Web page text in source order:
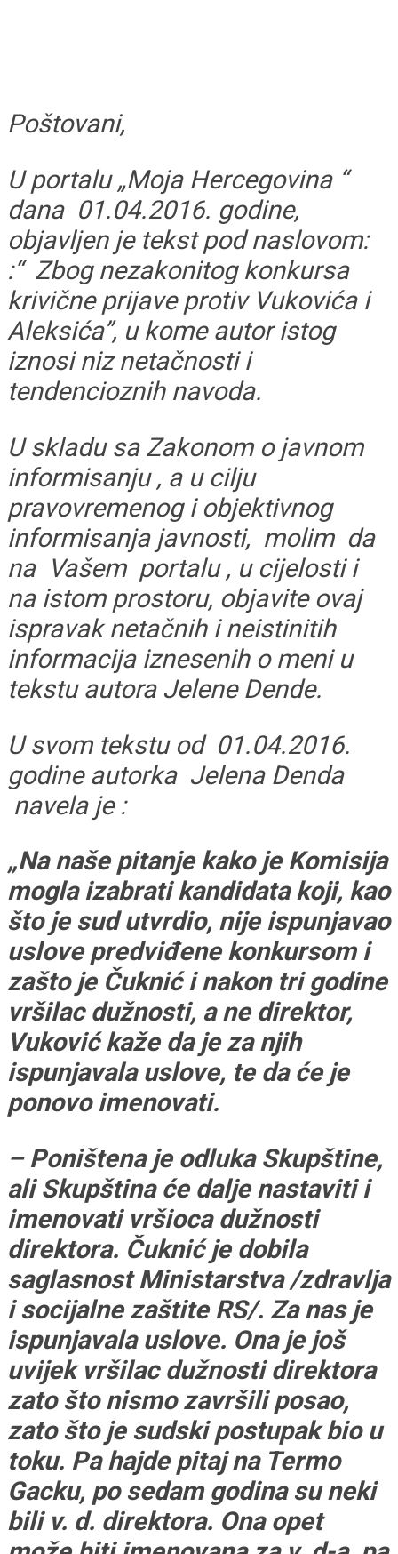
Poštovani,
U portalu „Moja Hercegovina “
dana 01.04.2016. godine,
objavljen je tekst pod naslovom:
:“ Zbog nezakonitog konkursa
krivične prijave protiv Vukovića i
Aleksića”, u kome autor istog
iznosi niz netačnosti i
tendencioznih navoda.
U skladu sa Zakonom o javnom
informisanju , a u cilju
pravovremenog i objektivnog
informisanja javnosti, molim da
na Vašem portalu , u cijelosti i
na istom prostoru, objavite ovaj
ispravak netačnih i neistinitih
informacija iznesenih o meni u
tekstu autora Jelene Dende.
U svom tekstu od 01.04.2016.
godine autorka Jelena Denda
navela je :
„Na naše pitanje kako je Komisija
mogla izabrati kandidata koji, kao
što je sud utvrdio, nije ispunjavao
uslove predviđene konkursom i
zašto je Čuknić i nakon tri godine
vršilac dužnosti, a ne direktor,
Vuković kaže da je za njih
ispunjavala uslove, te da će je
ponovo imenovati.
– Poništena je odluka Skupštine,
ali Skupština će dalje nastaviti i
imenovati vršioca dužnosti
direktora. Čuknić je dobila
saglasnost Ministarstva /zdravlja
i socijalne zaštite RS/. Za nas je
ispunjavala uslove. Ona je još
uvijek vršilac dužnosti direktora
zato što nismo završili posao,
zato što je sudski postupak bio u
toku. Pa hajde pitaj na Termo
Gacku, po sedam godina su neki
bili v. d. direktora. Ona opet